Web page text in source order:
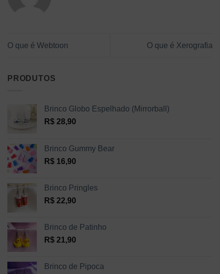
O que é Webtoon O que é Xerografia
PRODUTOS
Brinco Globo Espelhado (Mirrorball)
R$ 28,90
Brinco Gummy Bear
R$ 16,90
Brinco Pringles
R$ 22,90
Brinco de Patinho
R$ 21,90
Brinco de Pipoca